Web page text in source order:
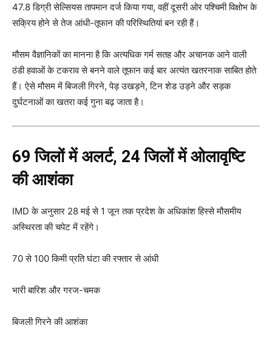
47.8 डिग्री सेल्सियस तापमान दर्ज किया गया, वहीं दूसरी ओर पश्चिमी विक्षोभ के
सक्रिय होने से तेज आंधी-तूफान की परिस्थितियां बन रही हैं।
मौसम वैज्ञानिकों का मानना है कि अत्यधिक गर्म सतह और अचानक आने वाली
ठंडी हवाओं के टकराव से बनने वाले तूफान कई बार अत्यंत खतरनाक साबित होते
हैं। ऐसे मौसम में बिजली गिरने, पेड़ उखड़ने, टिन शेड उड़ने और सड़क
दुर्घटनाओं का खतरा कई गुना बढ़ जाता है।
69 जिलों में अलर्ट, 24 जिलों में ओलावृष्टि
की आशंका
IMD के अनुसार 28 मई से 1 जून तक प्रदेश के अधिकांश हिस्से मौसमीय
अस्थिरता की चपेट में रहेंगे।
70 से 100 किमी प्रति घंटा की रफ्तार से आंधी
भारी बारिश और गरज-चमक
बिजली गिरने की आशंका